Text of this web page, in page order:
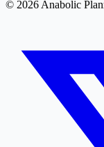
© 2026 Anabolic